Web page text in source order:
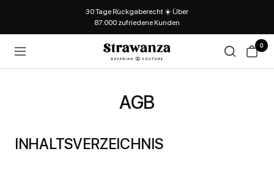
30 Tage Rückgaberecht ☀️ Über
87.000 zufriedene Kunden
Navigation
Strawanza 0
AGB
INHALTSVERZEICHNIS